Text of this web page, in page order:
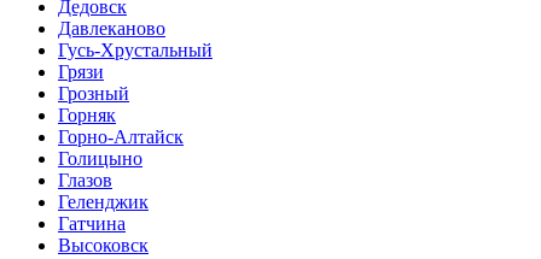
Дедовск
Давлеканово
Гусь-Хрустальный
Грязи
Грозный
Горняк
Горно-Алтайск
Голицыно
Глазов
Геленджик
Гатчина
Высоковск